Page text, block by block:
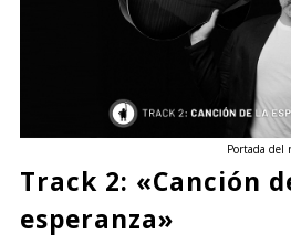
Portada del
Track 2: «Canción
esperanza»